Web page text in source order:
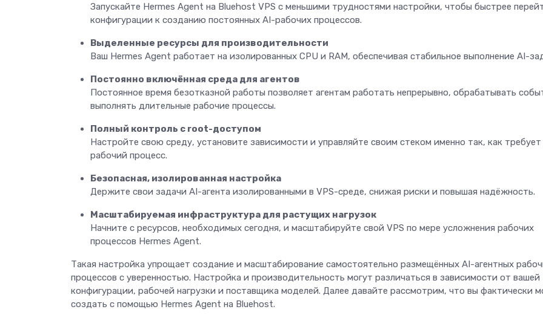
Запускайте Hermes Agent на Bluehost VPS с меньшими трудностями настройки, чтобы быстрее
конфигурации к созданию постоянных AI-рабочих процессов.
Выделенные ресурсы для производительности
Ваш Hermes Agent работает на изолированных CPU и RAM, обеспечивая стабильное выполнение AI-
Постоянно включённая среда для агентов
Постоянное время безотказной работы позволяет агентам работать непрерывно, обрабатывать
выполнять длительные рабочие процессы.
Полный контроль с root-доступом
Настройте свою среду, установите зависимости и управляйте своим стеком именно так, как
рабочий процесс.
Безопасная, изолированная настройка
Держите свои задачи AI-агента изолированными в VPS-среде, снижая риски и повышая надёжность.
Масштабируемая инфраструктура для растущих нагрузок
Начните с ресурсов, необходимых сегодня, и масштабируйте свой VPS по мере усложнения рабочих
процессов Hermes Agent.
Такая настройка упрощает создание и масштабирование самостоятельно размещённых AI-агентных
процессов с уверенностью. Настройка и производительность могут различаться в зависимости от вашей
конфигурации, рабочей нагрузки и поставщика моделей. Далее давайте рассмотрим, что вы фактически
создать с помощью Hermes Agent на Bluehost.